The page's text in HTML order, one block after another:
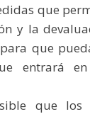
que
y la
que
entrará
que los